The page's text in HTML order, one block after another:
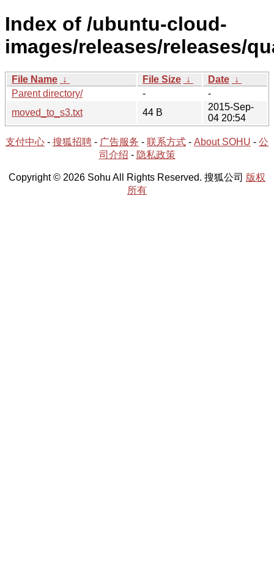
Index of /ubuntu-cloud-
images/releases/releases/
File Name ↓ File Size ↓ Date ↓
Parent directory/
-
-
moved_to_s3.txt
44 B
2015-Sep-
04 20:54
支付中心 - 搜狐招聘 - 广告服务 - 联系方式 - About SOHU - 公
司介绍 - 隐私政策
Copyright © 2026 Sohu All Rights Reserved. 搜狐公司 版权
所有